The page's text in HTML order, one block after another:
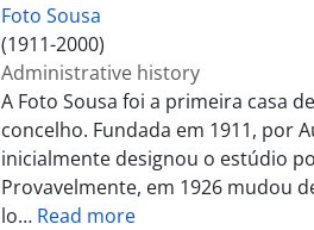
Foto Sousa
(1911-2000)
Administrative history
A Foto Sousa foi a primeira casa
concelho. Fundada em 1911, por
inicialmente designou o estúdio
Provavelmente, em 1926 mudou
lo… Read more